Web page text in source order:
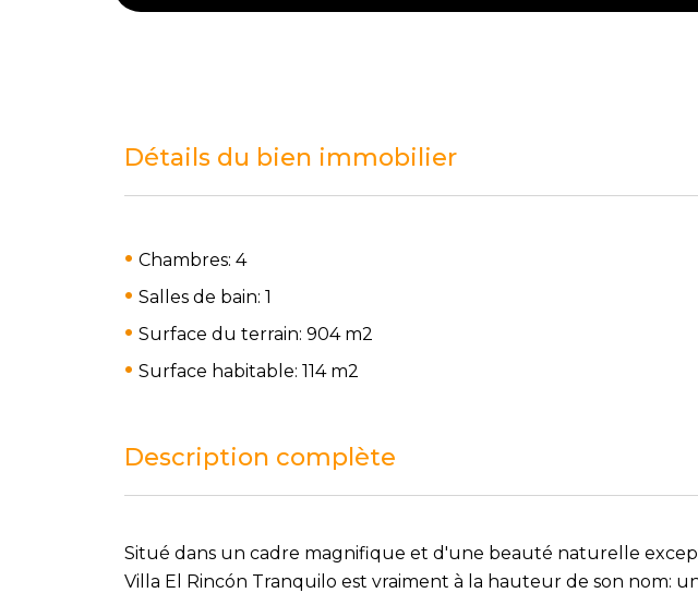
Détails du bien immobilier
Chambres: 4
Salles de bain: 1
Surface du terrain: 904 m2
Surface habitable: 114 m2
Description complète
Situé dans un cadre magnifique et d'une beauté naturelle
Villa El Rincón Tranquilo est vraiment à la hauteur de son nom: